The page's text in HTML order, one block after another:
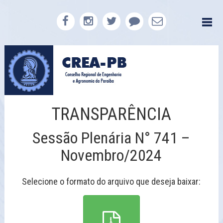
TRANSPARÊNCIA
Sessão Plenária N° 741 –
Novembro/2024
Selecione o formato do arquivo que deseja baixar: